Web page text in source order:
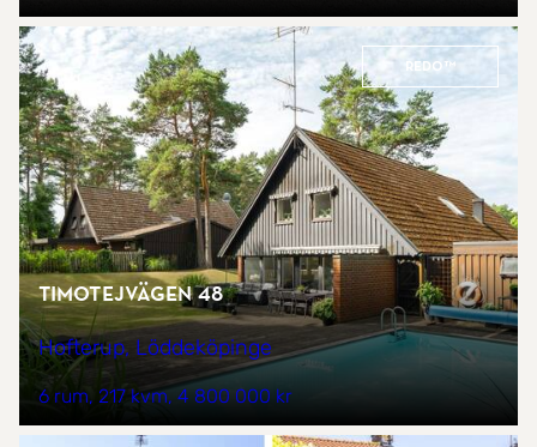
REDO™
Timotejvägen 48
Hofterup, Löddeköpinge
6 rum 217 kvm 4 800 000 kr